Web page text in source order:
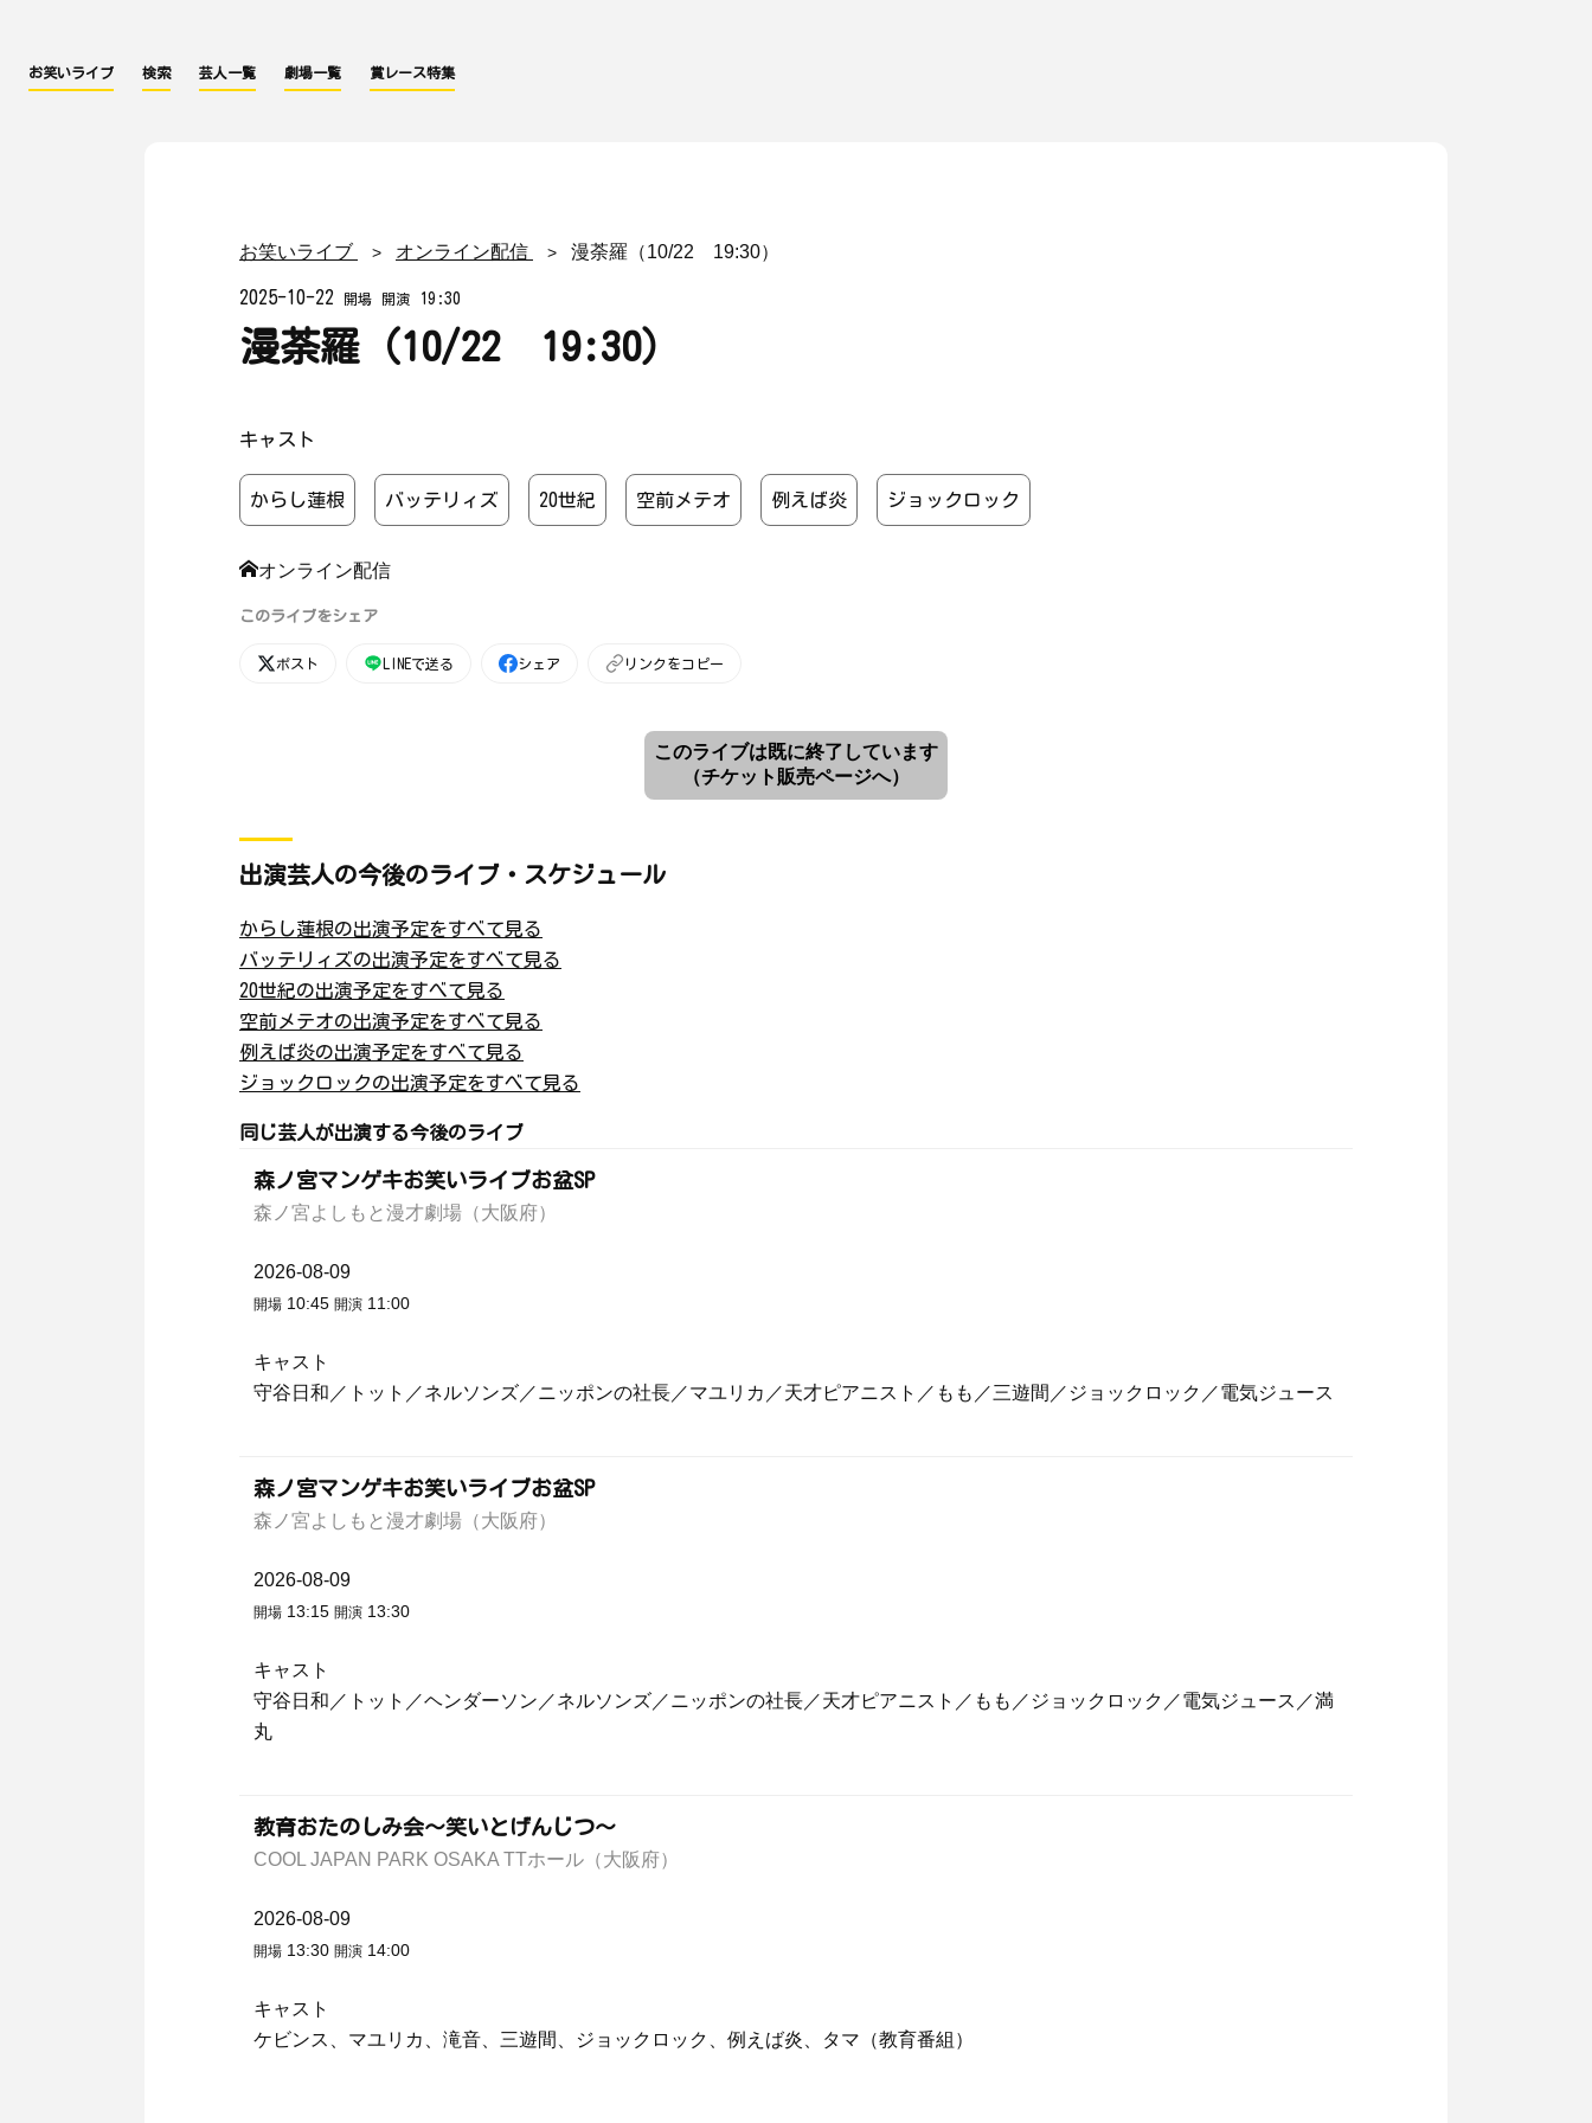
お笑いライブ 検索 芸人一覧 劇場一覧 賞レース特集
お笑いライブ オンライン配信 漫荼羅（10/22 19:30）
2025-10-22 開場 開演 19:30
漫荼羅（10/22 19:30）
キャスト
からし蓮根 バッテリィズ 20世紀 空前メテオ 例えば炎 ジョックロック
オンライン配信
このライブをシェア
ポスト LINEで送る シェア リンクをコピー
このライブは既に終了しています
（チケット販売ページへ）
出演芸人の今後のライブ・スケジュール
からし蓮根の出演予定をすべて見る
バッテリィズの出演予定をすべて見る
20世紀の出演予定をすべて見る
空前メテオの出演予定をすべて見る
例えば炎の出演予定をすべて見る
ジョックロックの出演予定をすべて見る
同じ芸人が出演する今後のライブ
森ノ宮マンゲキお笑いライブお盆SP
森ノ宮よしもと漫才劇場（大阪府）
2026-08-09
開場 10:45 開演 11:00
キャスト
守谷日和／トット／ネルソンズ／ニッポンの社長／マユリカ／天才ピアニスト／もも／三遊間／ジョックロック／電気ジュース
森ノ宮マンゲキお笑いライブお盆SP
森ノ宮よしもと漫才劇場（大阪府）
2026-08-09
開場 13:15 開演 13:30
キャスト
守谷日和／トット／ヘンダーソン／ネルソンズ／ニッポンの社長／天才ピアニスト／もも／ジョックロック／電気ジュース／満
丸
教育おたのしみ会～笑いとげんじつ～
COOL JAPAN PARK OSAKA TTホール（大阪府）
2026-08-09
開場 13:30 開演 14:00
キャスト
ケビンス、マユリカ、滝音、三遊間、ジョックロック、例えば炎、タマ（教育番組）